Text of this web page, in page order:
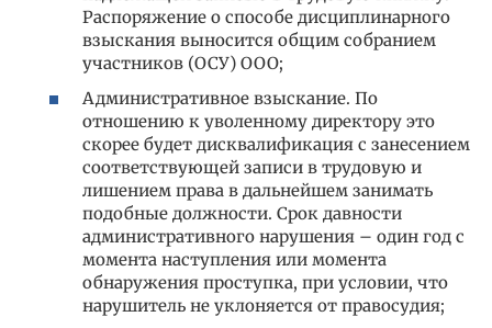
Распоряжение о способе дисциплинарного
взыскания выносится общим собранием
участников (ОСУ) ООО;
Административное взыскание. По
отношению к уволенному директору это
скорее будет дисквалификация с занесением
соответствующей записи в трудовую и
лишением права в дальнейшем занимать
подобные должности. Срок давности
административного нарушения – один год с
момента наступления или момента
обнаружения проступка, при условии, что
нарушитель не уклоняется от правосудия;